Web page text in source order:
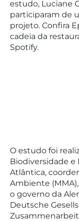
estudo, Luciane
participaram de
projeto. Confira
cadeia da
Spotify.
O estudo foi
Biodiversidade e
Atlântica,
Ambiente
o governo da
Deutsche
Zusammenarbeit